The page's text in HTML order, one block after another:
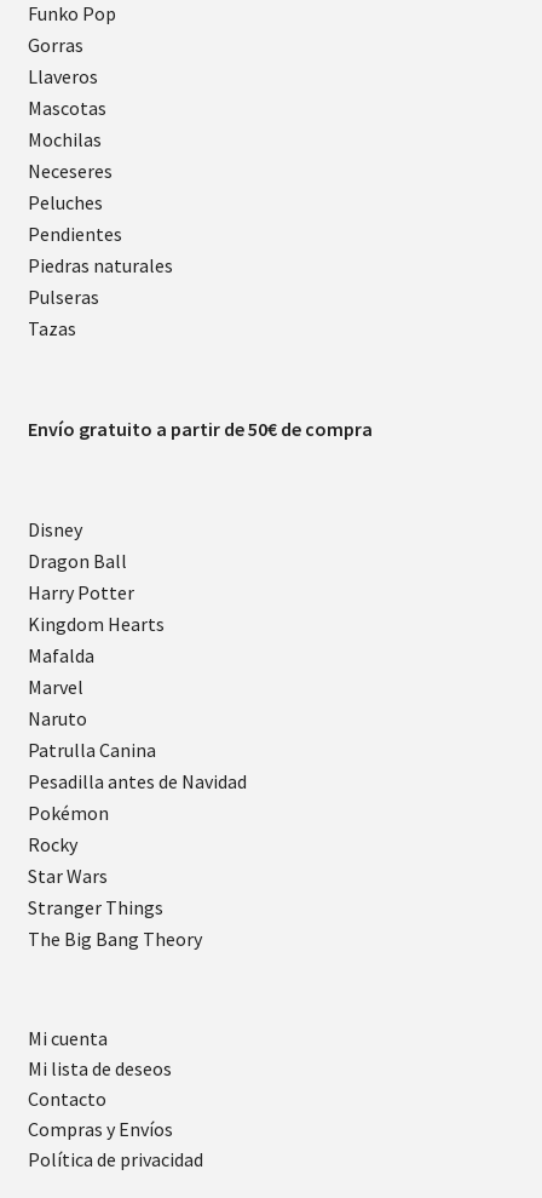
Funko Pop
Gorras
Llaveros
Mascotas
Mochilas
Neceseres
Peluches
Pendientes
Piedras naturales
Pulseras
Tazas
Envío gratuito a partir de 50€ de compra
Disney
Dragon Ball
Harry Potter
Kingdom Hearts
Mafalda
Marvel
Naruto
Patrulla Canina
Pesadilla antes de Navidad
Pokémon
Rocky
Star Wars
Stranger Things
The Big Bang Theory
Mi cuenta
Mi lista de deseos
Contacto
Compras y Envíos
Política de privacidad